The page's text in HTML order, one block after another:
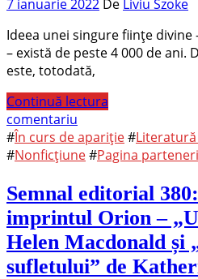
7 ianuarie 2022 De Liviu Szoke
Ideea unei singure ființe divine
– există de peste 4 000 de ani.
este, totodată,
Continuă lectura
comentariu
#În curs de apariție#
#Nonficțiune#Pagina
Semnal editorial
imprintul Orion –
Helen Macdonald și
sufletului” de